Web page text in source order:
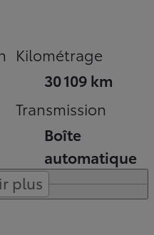
Kilométrage
30 109 km
Transmission
Boîte
automatique
plus